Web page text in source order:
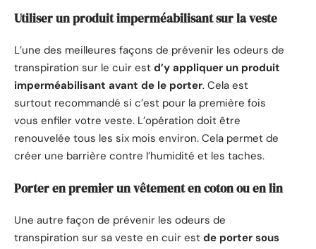
Utiliser un produit imperméabilisant sur la veste
L’une des meilleures façons de prévenir les odeurs de
transpiration sur le cuir est d’y appliquer un produit
imperméabilisant avant de le porter. Cela est
surtout recommandé si c’est pour la première fois
vous enfiler votre veste. L’opération doit être
renouvelée tous les six mois environ. Cela permet de
créer une barrière contre l’humidité et les taches.
Porter en premier un vêtement en coton ou en lin
Une autre façon de prévenir les odeurs de
transpiration sur sa veste en cuir est de porter sous